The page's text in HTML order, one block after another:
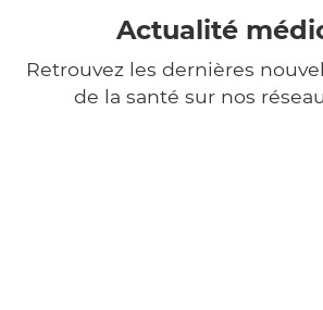
Actualité
Retrouvez les dernières
de la santé sur nos